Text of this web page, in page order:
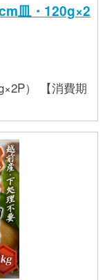
皿・120g×2
費期